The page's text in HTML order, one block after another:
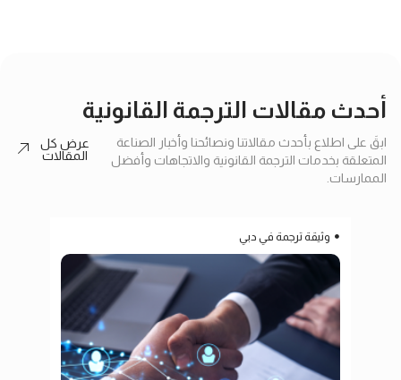
أحدث مقالات الترجمة القانونية
ابقَ على اطلاع بأحدث مقالاتنا ونصائحنا وأخبار الصناعة
المتعلقة بخدمات الترجمة القانونية والاتجاهات وأفضل
الممارسات.
عرض كل
المقالات
وثيقة ترجمة في دبي